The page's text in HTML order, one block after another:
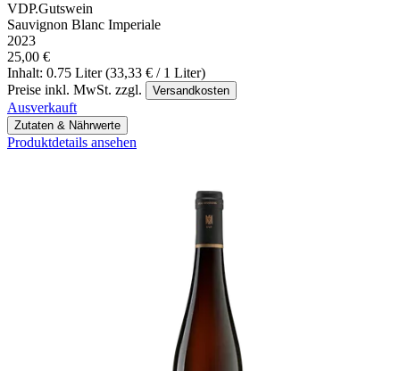
VDP.Gutswein
Sauvignon Blanc Imperiale
2023
25,00 €
Inhalt: 0.75 Liter (33,33 € / 1 Liter)
Preise inkl. MwSt. zzgl.
Versandkosten
Ausverkauft
Zutaten & Nährwerte
Produktdetails ansehen